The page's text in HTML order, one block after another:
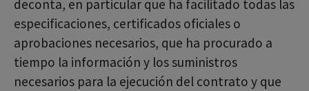
deconta, en particular que ha facilitado todas las
especificaciones, certificados oficiales o
aprobaciones necesarios, que ha procurado a
tiempo la información y los suministros
necesarios para la ejecución del contrato y que